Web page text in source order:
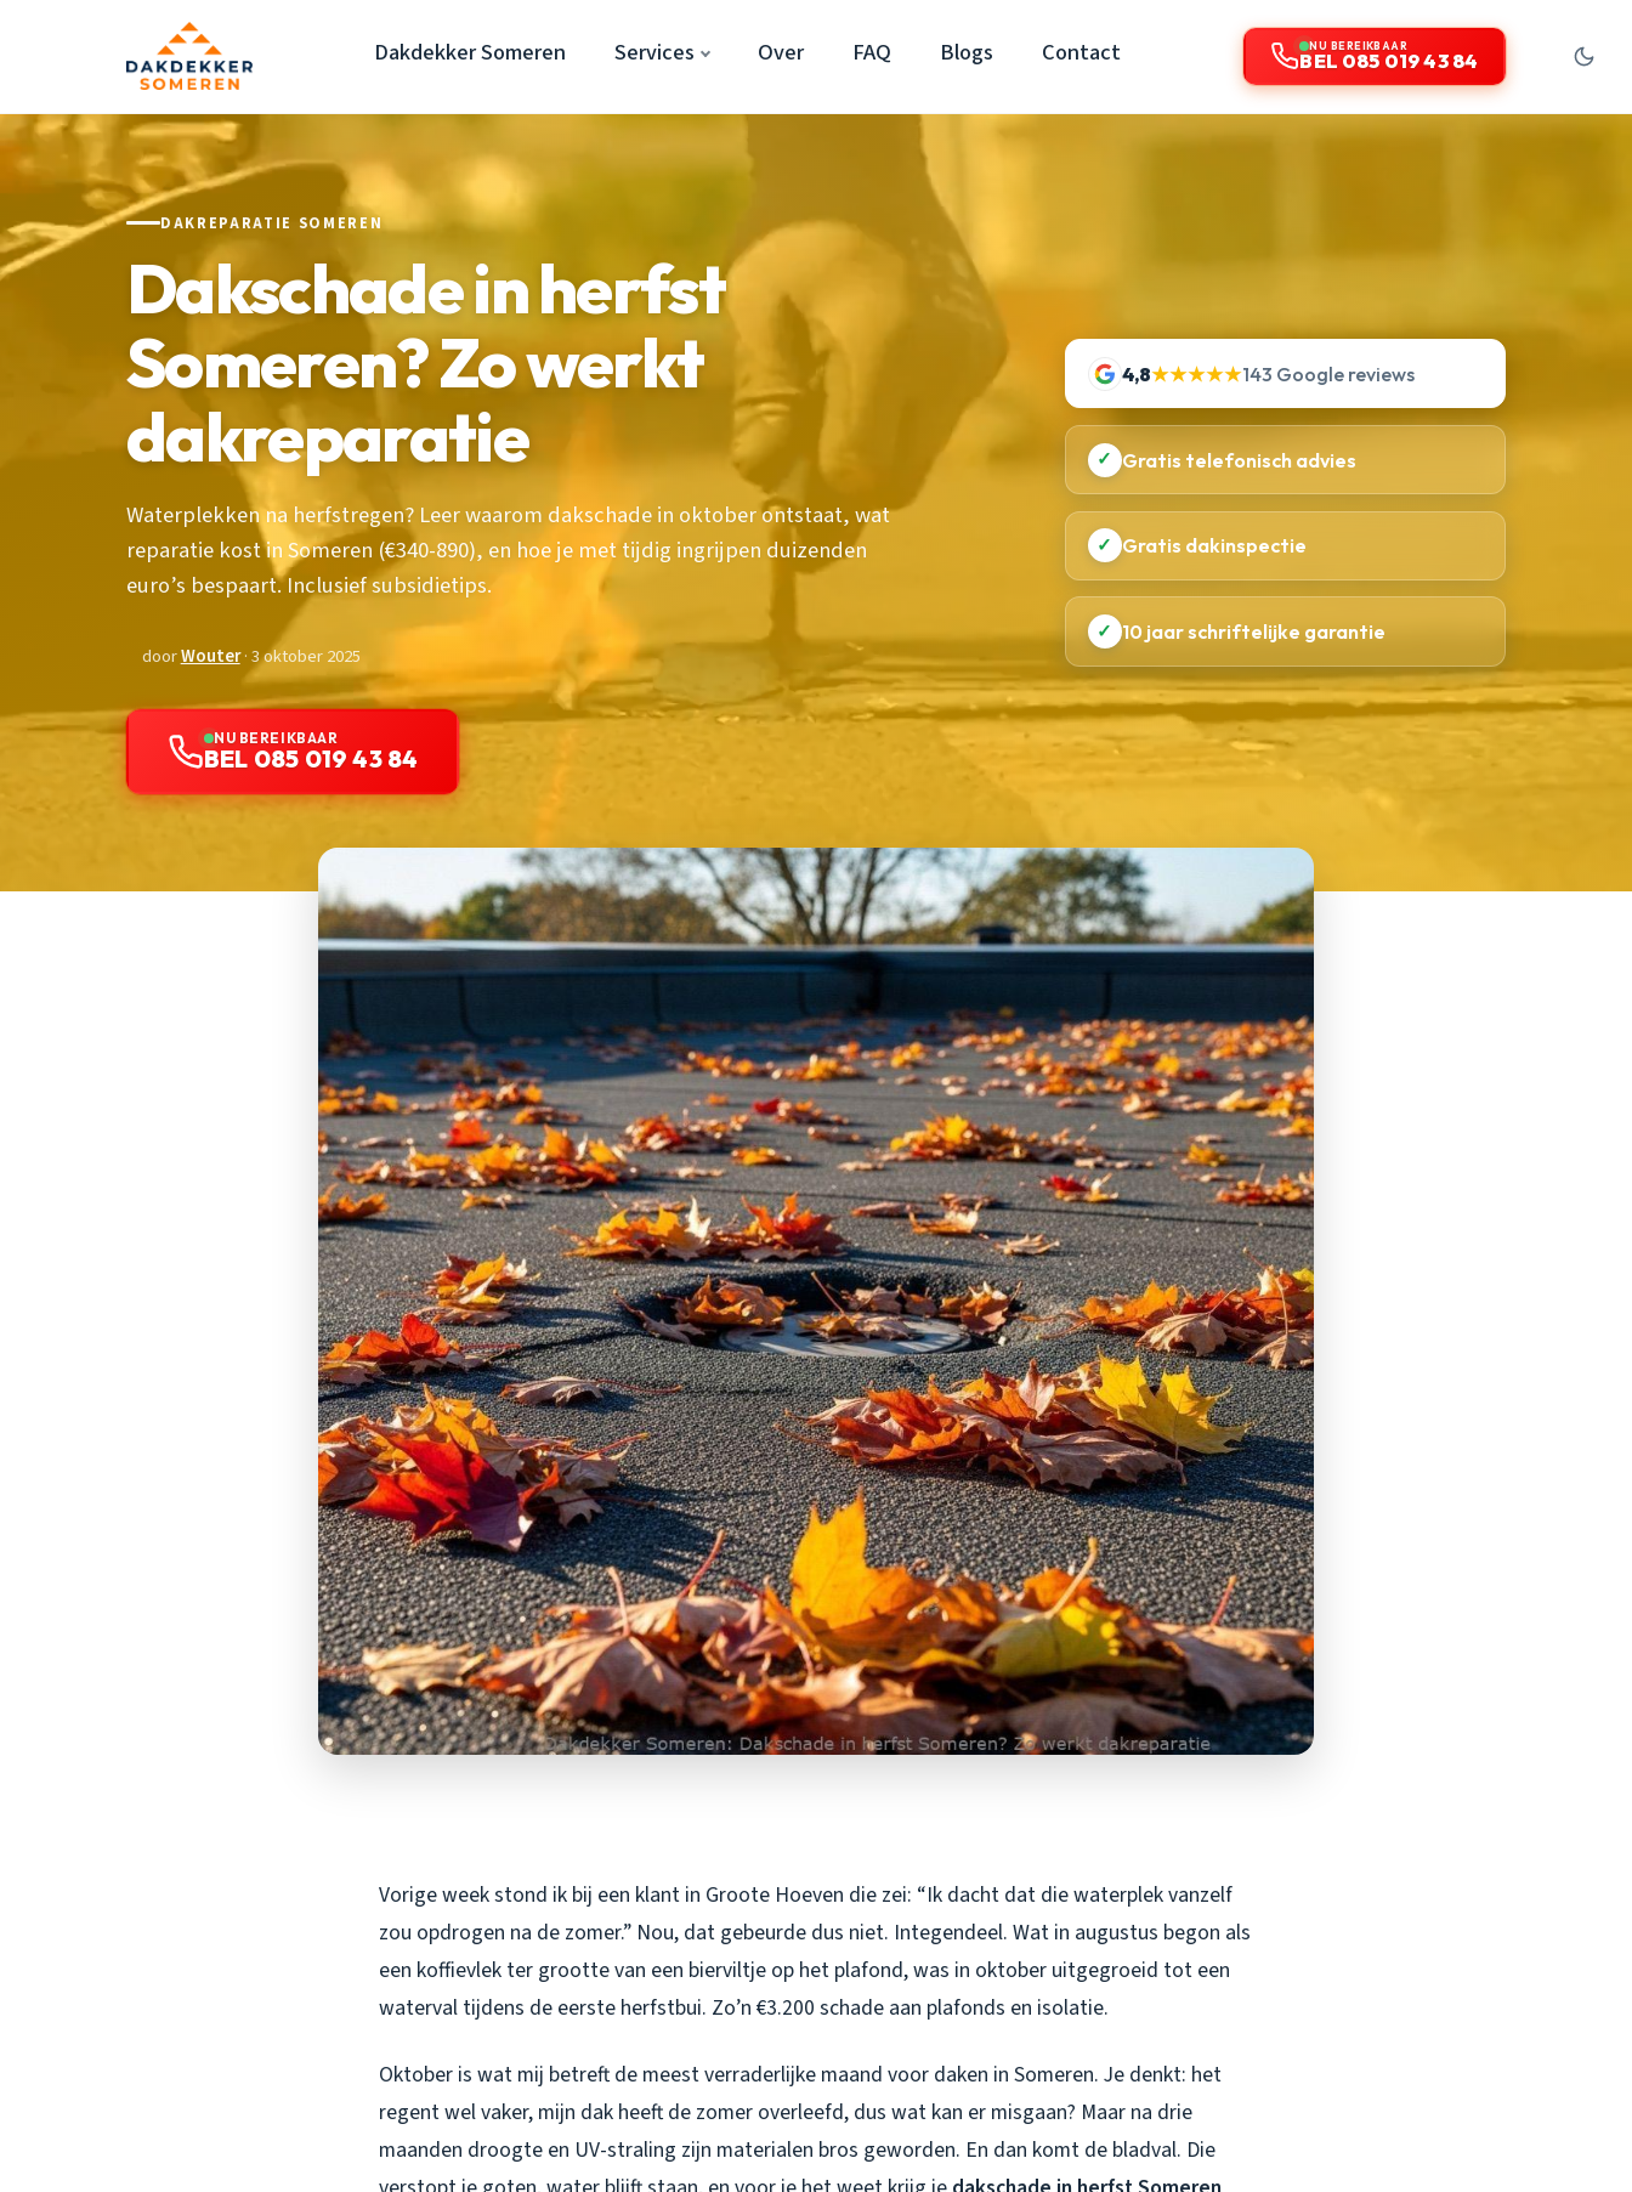
Dakdekker Someren Services Over FAQ Blogs Contact NU BEREIKBAAR
BEL 085 019 43 84
DAKREPARATIE SOMEREN
Dakschade in herfst
Someren? Zo werkt
dakreparatie
Waterplekken na herfstregen? Leer waarom dakschade in oktober ontstaat, wat
reparatie kost in Someren (€340-890), en hoe je met tijdig ingrijpen duizenden
euro’s bespaart. Inclusief subsidietips.
doorWouter· 3 oktober 2025
NU BEREIKBAAR
BEL 085 019 43 84
4,8★★★★★143 Google reviews
✓ Gratis telefonisch advies
✓ Gratis dakinspectie
✓ 10 jaar schriftelijke garantie
Vorige week stond ik bij een klant in Groote Hoeven die zei: “Ik dacht dat die waterplek vanzelf
zou opdrogen na de zomer.” Nou, dat gebeurde dus niet. Integendeel. Wat in augustus begon als
een koffievlek ter grootte van een bierviltje op het plafond, was in oktober uitgegroeid tot een
waterval tijdens de eerste herfstbui. Zo’n €3.200 schade aan plafonds en isolatie.
Oktober is wat mij betreft de meest verraderlijke maand voor daken in Someren. Je denkt: het
regent wel vaker, mijn dak heeft de zomer overleefd, dus wat kan er misgaan? Maar na drie
maanden droogte en UV-straling zijn materialen bros geworden. En dan komt de bladval. Die